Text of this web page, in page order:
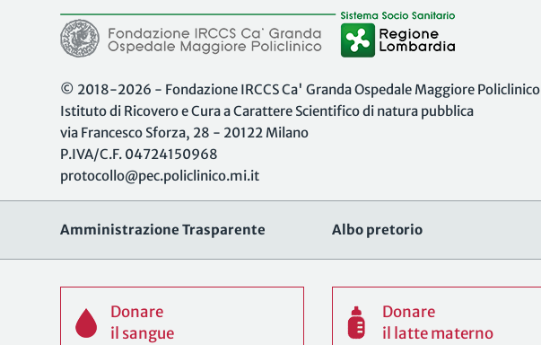
© 2018-2026 - Fondazione IRCCS Ca' Granda Ospedale Maggiore Policlinico
Istituto di Ricovero e Cura a Carattere Scientifico di natura pubblica
via Francesco Sforza, 28 - 20122 Milano
P.IVA/C.F. 04724150968
protocollo@pec.policlinico.mi.it
Amministrazione Trasparente Albo pretorio
Donare
il sangue
Donare
il latte materno